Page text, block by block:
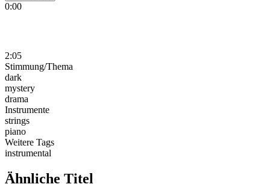
0:00
2:05
Stimmung/Thema
dark
mystery
drama
Instrumente
strings
piano
Weitere Tags
instrumental
Ähnliche Titel